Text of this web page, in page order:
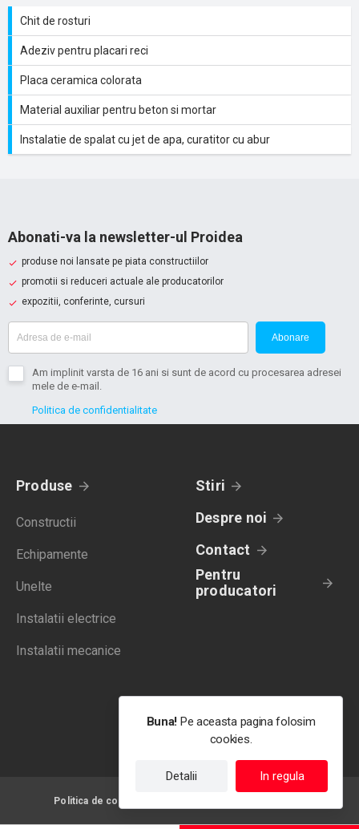
Chit de rosturi
Adeziv pentru placari reci
Placa ceramica colorata
Material auxiliar pentru beton si mortar
Instalatie de spalat cu jet de apa, curatitor cu abur
Abonati-va la newsletter-ul Proidea
produse noi lansate pe piata constructiilor
promotii si reduceri actuale ale producatorilor
expozitii, conferinte, cursuri
Abonare
Am implinit varsta de 16 ani si sunt de acord cu procesarea adresei
mele de e-mail.
Politica de confidentialitate
Produse
Constructii
Echipamente
Unelte
Instalatii electrice
Instalatii mecanice
Stiri
Despre noi
Contact
Pentru
producatori
Politica de confidentialitate
Buna! Pe aceasta pagina folosim
cookies.
Detalii In regula